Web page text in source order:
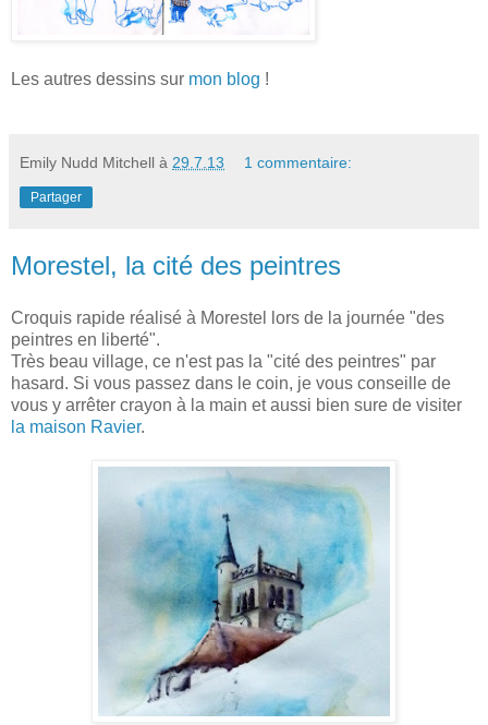
Les autres dessins sur mon blog !
Emily Nudd Mitchell à 29.7.13 1 commentaire:
Partager
Morestel, la cité des peintres
Croquis rapide réalisé à Morestel lors de la journée "des
peintres en liberté".
Très beau village, ce n'est pas la "cité des peintres" par
hasard. Si vous passez dans le coin, je vous conseille de
vous y arrêter crayon à la main et aussi bien sure de visiter
la maison Ravier.